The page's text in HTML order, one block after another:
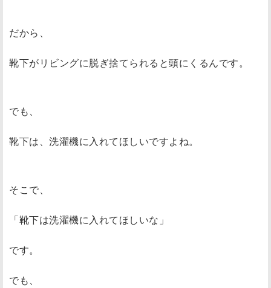
だから、
靴下がリビングに脱ぎ捨てられると頭にくるんです。
でも、
靴下は、洗濯機に入れてほしいですよね。
そこで、
「靴下は洗濯機に入れてほしいな」
です。
でも、